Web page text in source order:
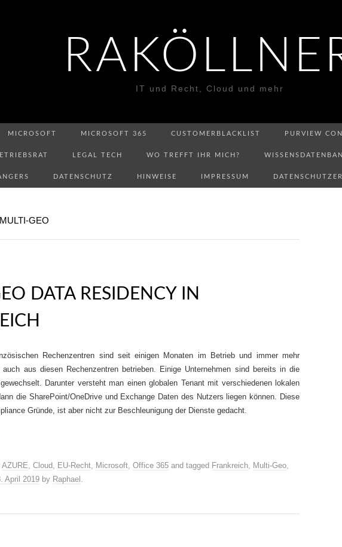
IT und Recht, Cloud und mehr
MICROSOFT MICROSOFT 365 CUSTOMERBLACKLIST PURVIEW
LEGAL TECH WO TREFFT IHR MICH?
DATENSCHUTZ HINWEISE IMPRESSUM
GEO
DATA RESIDENCY IN
Rechenzentren sind seit einigen Monaten im Betrieb und immer mehr
auch aus diesen Rechenzentren betrieben. Einige Unternehmen sind bereits in die
Darunter versteht man einen globalen Tenant mit verschiedenen lokalen
die SharePoint/OneDrive und Exchange Daten des Nutzers liegen können. Diese
Gründe, ist aber nicht zur Beschleunigung der Dienste gedacht.
AZURE, Cloud, EU-Recht, Microsoft, Office 365 and tagged Frankreich, Multi-Geo,
April 2019 by Raphael .